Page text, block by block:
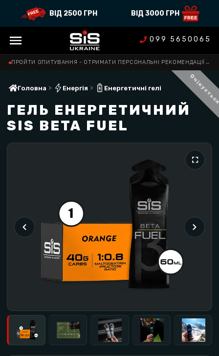
ВІД 2500 ГРН ВІД 3000 ГРН
099 5650065
ПРОЙТИ ОПИТУВАННЯ - ОТРИМАТИ ПЕРСОНАЛЬНІ РЕКОМЕНДАЦІЇ →
Головна > Енергія > Енергетичні гелі
ГЕЛЬ ЕНЕРГЕТИЧНИЙ
SIS BETA FUEL